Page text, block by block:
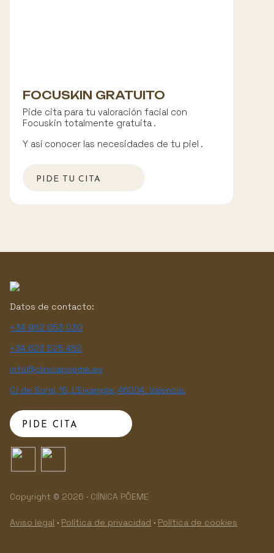
FOCUSKIN GRATUITO
Pide cita para tu valoración facial con
Focuskin totalmente gratuita .
Y así conocer las necesidades de tu piel .
PIDE TU CITA
Datos de contacto:
+34 962 053 030
+34 623 525 482
info@clinicapoeme.es
C/ de Sorní, 16, L'Eixample, 46004. Valencia.
PIDE CITA
Copyright © 2026 · ClÍNICA PÔEME
Aviso legal · Política de privacidad · Política de cookies